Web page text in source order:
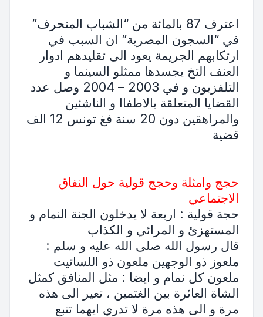
اعترف 87 بالمائة من “الشباب المنحرف”
في “السجون المصرية” ان السبب في
ارتكابهم الجريمة يعود الى تقليدهم ادوار
العنف التخ يجسدها ممثلو السينما و
التلفزيون و في 2003 – 2004 وصل عدد
القضايا المتعلقة بالاطفاا و الناشئين
والمراهقين دون 20 سنة فغ تونس 12 الف
قضية
حجج وامثلة وحجج قولية حول النفاق
الاجتماعي
حجة قولية : اربعة لا يدخلون الجنة النمام و
المستهزئ و المرائي و الكذاب
قال رسول الله صلى الله عليه و سلم :
ملعوز ذو الوجهين ملعون ذو اللساتيت
ملعون كل نمام و ايضا : مثل المنافق كمثل
الشاة العائرة بين الغتمين ، تعير الى هذه
مرة و الى هذه مرة لا تدري ايهما تتبع